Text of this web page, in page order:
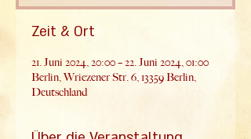
Zeit & Ort
21. Juni 2024, 20:00 – 22. Juni 2024, 01:00
Berlin, Wriezener Str. 6, 13359 Berlin,
Deutschland